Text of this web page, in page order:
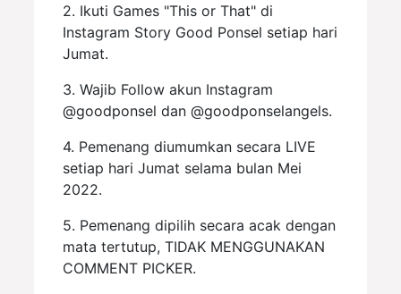
2. Ikuti Games "This or That" di
Instagram Story Good Ponsel setiap hari
Jumat.
3. Wajib Follow akun Instagram
@goodponsel dan @goodponselangels.
4. Pemenang diumumkan secara LIVE
setiap hari Jumat selama bulan Mei
2022.
5. Pemenang dipilih secara acak dengan
mata tertutup, TIDAK MENGGUNAKAN
COMMENT PICKER.